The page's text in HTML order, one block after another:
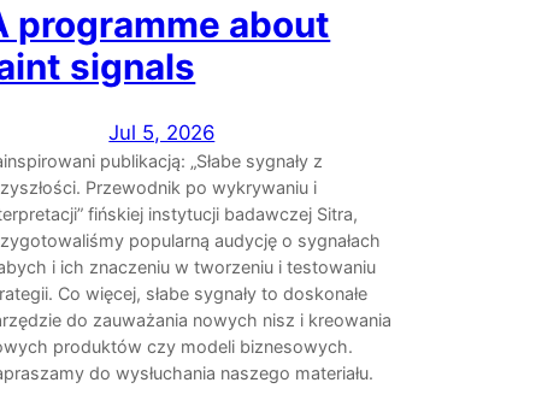
programme about
signals
Jul 5, 2026
publikacją: „Słabe sygnały z
Przewodnik po wykrywaniu i
fińskiej instytucji badawczej Sitra,
popularną audycję o sygnałach
i ich znaczeniu w tworzeniu i testowaniu
Co więcej, słabe sygnały to doskonałe
do zauważania nowych nisz i kreowania
produktów czy modeli biznesowych.
do wysłuchania naszego materiału.